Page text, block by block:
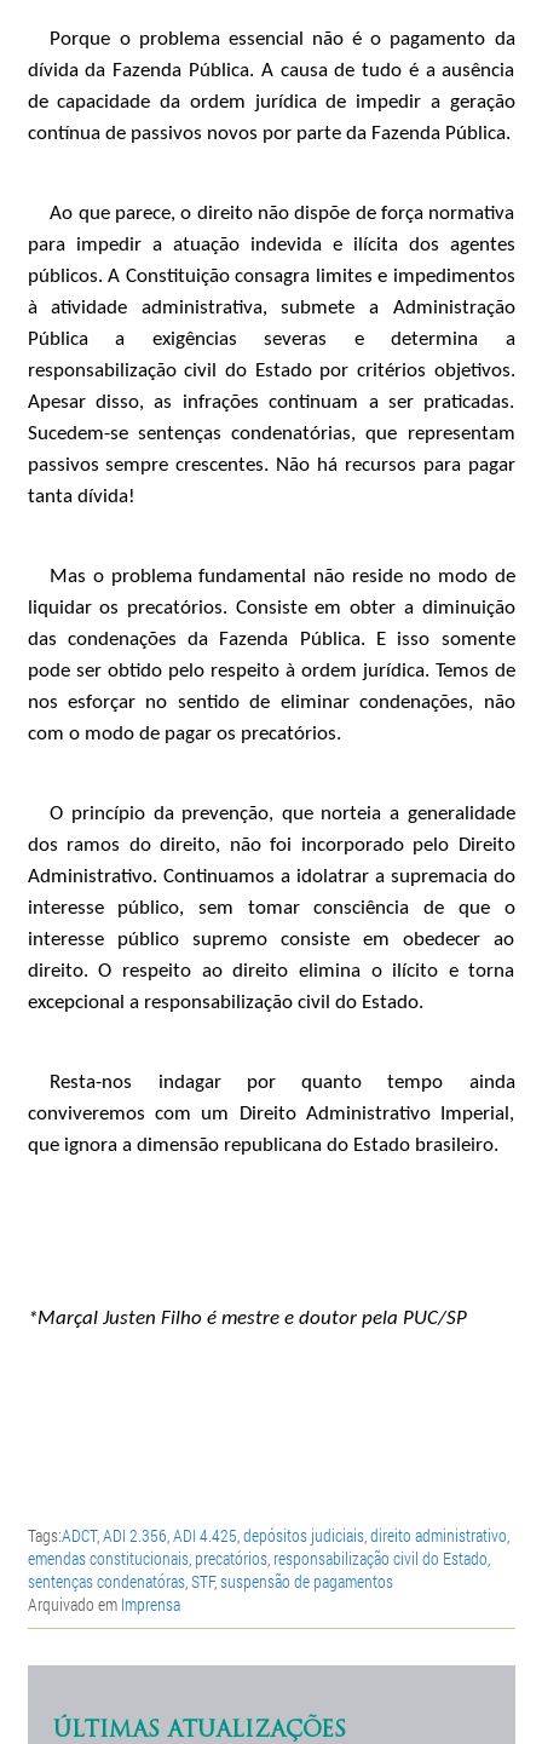
Porque o problema essencial não é o pagamento da
dívida da Fazenda Pública. A causa de tudo é a ausência
de capacidade da ordem jurídica de impedir a geração
contínua de passivos novos por parte da Fazenda Pública.
Ao que parece, o direito não dispõe de força normativa
para impedir a atuação indevida e ilícita dos agentes
públicos. A Constituição consagra limites e impedimentos
à atividade administrativa, submete a Administração
Pública a exigências severas e determina a
responsabilização civil do Estado por critérios objetivos.
Apesar disso, as infrações continuam a ser praticadas.
Sucedem-se sentenças condenatórias, que representam
passivos sempre crescentes. Não há recursos para pagar
tanta dívida!
Mas o problema fundamental não reside no modo de
liquidar os precatórios. Consiste em obter a diminuição
das condenações da Fazenda Pública. E isso somente
pode ser obtido pelo respeito à ordem jurídica. Temos de
nos esforçar no sentido de eliminar condenações, não
com o modo de pagar os precatórios.
O princípio da prevenção, que norteia a generalidade
dos ramos do direito, não foi incorporado pelo Direito
Administrativo. Continuamos a idolatrar a supremacia do
interesse público, sem tomar consciência de que o
interesse público supremo consiste em obedecer ao
direito. O respeito ao direito elimina o ilícito e torna
excepcional a responsabilização civil do Estado.
Resta-nos indagar por quanto tempo ainda
conviveremos com um Direito Administrativo Imperial,
que ignora a dimensão republicana do Estado brasileiro.
*Marçal Justen Filho é mestre e doutor pela PUC/SP
Tags:ADCT,ADI 2.356,ADI 4.425,depósitos judiciais,direito administrativo,
emendas constitucionais, precatórios, responsabilização civil do Estado,
sentenças condenatóras,STF,suspensão de pagamentos
Arquivado em Imprensa
ÚLTIMAS ATUALIZAÇÕES